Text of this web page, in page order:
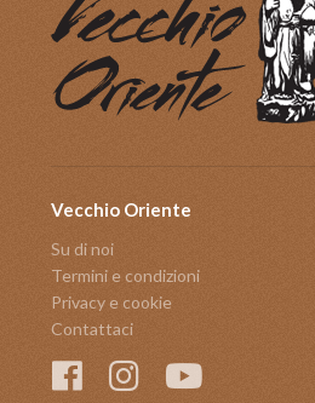
Vecchio Oriente
Su di noi
Termini e condizioni
Privacy e cookie
Contattaci